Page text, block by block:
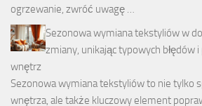
ogrzewanie, zwróć uwagę …
Sezonowa wymiana tekstyliów w
zmiany, unikając typowych błędów
wnętrz
Sezonowa wymiana tekstyliów to nie tylko
wnętrza, ale także kluczowy element